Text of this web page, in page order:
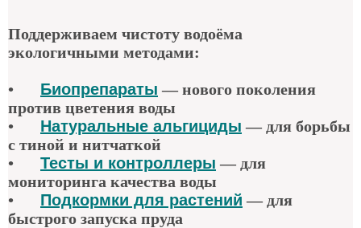
Поддерживаем чистоту водоёма
экологичными методами:
• Биопрепараты —нового поколения
против цветения воды
•
Натуральные альгициды — для борьбы
с тиной и нитчаткой
•
Тесты и контроллеры — для
мониторинга качества воды
•
Подкормки для растений — для
быстрого запуска пруда